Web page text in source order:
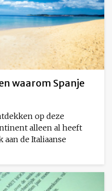
waarom Spanje
op deze
alleen al heeft
aan de Italiaanse